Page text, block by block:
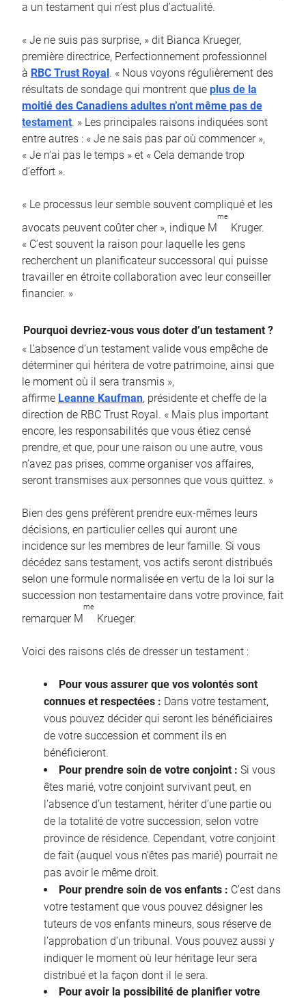
a un testament qui n’est plus d’actualité.
« Je ne suis pas surprise, » dit Bianca Krueger,
première directrice, Perfectionnement professionnel
à RBC Trust Royal . « Nous voyons régulièrement des
résultats de sondage qui montrent que plus de la
moitié des Canadiens adultes n’ont même pas de
testament. » Les principales raisons indiquées sont
entre autres : « Je ne sais pas par où commencer »,
« Je n’ai pas le temps » et « Cela demande trop
d’effort ».
« Le processus leur semble souvent compliqué et les
avocats peuvent coûter cher », indique M
me
Kruger.
« C’est souvent la raison pour laquelle les gens
recherchent un planificateur successoral qui puisse
travailler en étroite collaboration avec leur conseiller
financier. »
Pourquoi devriez-vous vous doter d’un testament ?
« L’absence d’un testament valide vous empêche de
déterminer qui héritera de votre patrimoine, ainsi que
le moment où il sera transmis »,
affirme Leanne Kaufman, présidente et cheffe de la
direction de RBC Trust Royal. « Mais plus important
encore, les responsabilités que vous étiez censé
prendre, et que, pour une raison ou une autre, vous
n’avez pas prises, comme organiser vos affaires,
seront transmises aux personnes que vous quittez. »
Bien des gens préfèrent prendre eux-mêmes leurs
décisions, en particulier celles qui auront une
incidence sur les membres de leur famille. Si vous
décédez sans testament, vos actifs seront distribués
selon une formule normalisée en vertu de la loi sur la
succession non testamentaire dans votre province, fait
remarquer M
me
Krueger.
Voici des raisons clés de dresser un testament :
Pour vous assurer que vos volontés sont
connues et respectées : Dans votre testament,
vous pouvez décider qui seront les bénéficiaires
de votre succession et comment ils en
bénéficieront.
Pour prendre soin de votre conjoint : Si vous
êtes marié, votre conjoint survivant peut, en
l’absence d’un testament, hériter d’une partie ou
de la totalité de votre succession, selon votre
province de résidence. Cependant, votre conjoint
de fait (auquel vous n’êtes pas marié) pourrait ne
pas avoir le même droit.
Pour prendre soin de vos enfants : C’est dans
votre testament que vous pouvez désigner les
tuteurs de vos enfants mineurs, sous réserve de
l’approbation d’un tribunal. Vous pouvez aussi y
indiquer le moment où leur héritage leur sera
distribué et la façon dont il le sera.
Pour avoir la possibilité de planifier votre